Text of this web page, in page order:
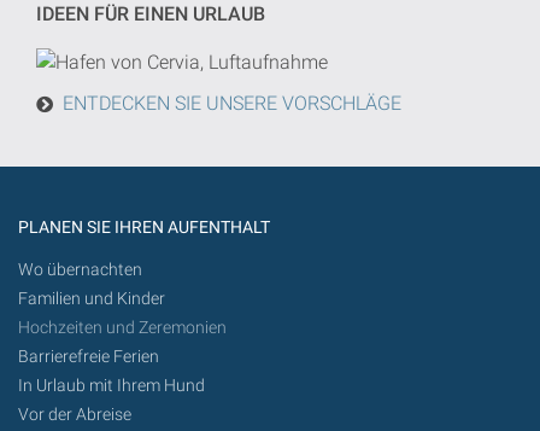
heute
in
Zukunft
werden
IDEEN FÜR EINEN URLAUB
ENTDECKEN SIE UNSERE VORSCHLÄGE
PLANEN SIE IHREN AUFENTHALT
Wo übernachten
Familien und Kinder
Hochzeiten und Zeremonien
Barrierefreie Ferien
In Urlaub mit Ihrem Hund
Vor der Abreise